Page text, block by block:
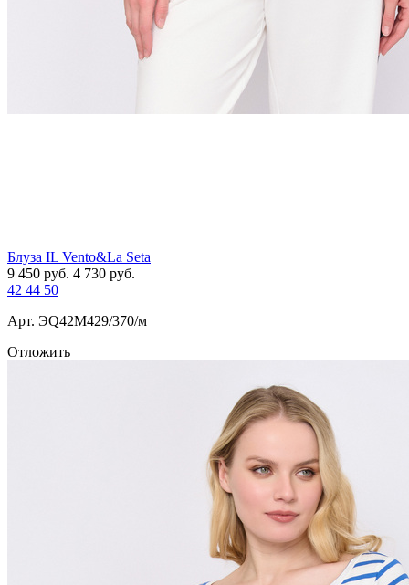
Блуза IL Vento&La Seta
9 450 руб. 4 730 руб.
42 44 50
Арт. ЭQ42M429/370/м
Отложить